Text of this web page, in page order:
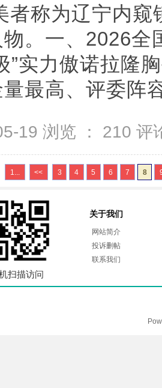
者称为辽宁内
。一、2026全
”实力傲诺拉隆
最高、评委阵
19 浏览 ： 210 评
1... << 3 4 5 6 7 8
扫描访问
关于我们
网站简介
投诉删帖
联系我们